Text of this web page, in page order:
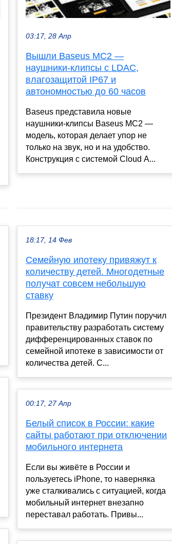
03:17, 28 Апр
Вышли Baseus MC2 —
наушники-клипсы с LDAC,
влагозащитой IP67 и
автономностью до 60 часов
Baseus представила новые
наушники-клипсы Baseus MC2 —
модель, которая делает упор не
только на звук, но и на удобство.
Конструкция с системой Cloud A...
18:17, 14 Фев
Семейную ипотеку привяжут к
количеству детей. Многодетные
получат совсем небольшую
ставку
Президент Владимир Путин поручил
правительству разработать систему
дифференцированных ставок по
семейной ипотеке в зависимости от
количества детей. С...
00:17, 27 Апр
Белый список в России: какие
сайты работают при отключении
мобильного интернета
Если вы живёте в России и
пользуетесь iPhone, то наверняка
уже сталкивались с ситуацией, когда
мобильный интернет внезапно
переставал работать. Привы...